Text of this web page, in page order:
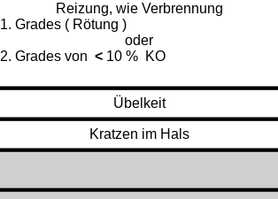
Reizung, wie Verbrennung
1. Grades ( Rötung )
oder
2. Grades von < 10 % KO
Übelkeit
Kratzen im Hals